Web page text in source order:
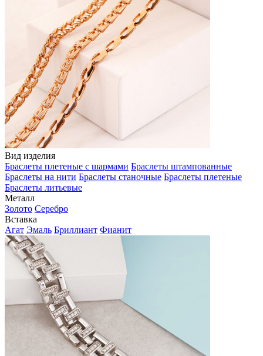
Вид изделия
Браслеты плетеные с шармами Браслеты штампованные
Браслеты на нити Браслеты станочные Браслеты плетеные
Браслеты литьевые
Металл
Золото Серебро
Вставка
Агат Эмаль Бриллиант Фианит